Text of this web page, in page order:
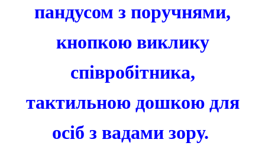
пандусом з поручнями,
кнопкою виклику
співробітника,
тактильною дошкою для
осіб з вадами зору.